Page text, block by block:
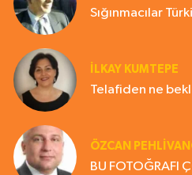
Sığınmacılar
İLKAY KUMTEPE
Telafiden ne
ÖZCAN
BU FOTOĞRAFI